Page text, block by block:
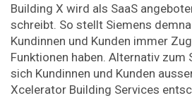
Building X wird als SaaS
schreibt. So stellt Siemens
Kundinnen und Kunden immer
Funktionen haben. Alternativ zum
sich Kundinnen und Kunden
Xcelerator Building Services